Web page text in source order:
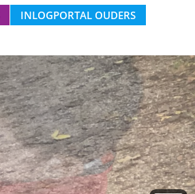
INLOGPORTAL OUDERS